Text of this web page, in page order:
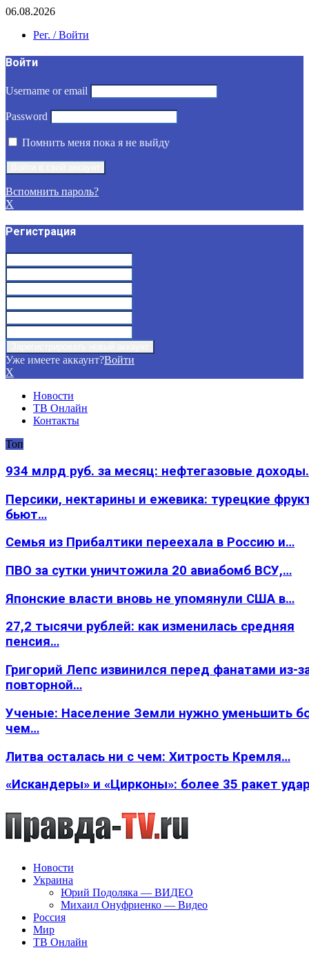
06.08.2026
Рег. / Войти
Войти
Username or email
Password
Помнить меня пока я не выйду
Вспомнить пароль?
X
Регистрация
Уже имеете аккаунт?Войти
X
Новости
ТВ Онлайн
Контакты
Топ
934 млрд руб. за месяц: нефтегазовые
Персики, нектарины и ежевика: турецкие
бьют…
Семья из Прибалтики переехала в Россию и…
ПВО за сутки уничтожила 20 авиабомб ВСУ,…
Японские власти вновь не упомянули США в…
27,2 тысячи рублей: как изменилась средняя
пенсия…
Григорий Лепс извинился перед фанатами из-
повторной…
Ученые: Население Земли нужно уменьшить
чем…
Литва осталась ни с чем: Хитрость Кремля…
«Искандеры» и «Цирконы»: более 35 ракет
Новости
Украина
Юрий Подоляка — ВИДЕО
Михаил Онуфриенко — Видео
Россия
Мир
ТВ Онлайн